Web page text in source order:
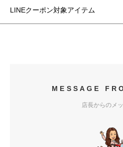
LINEクーポン対象アイテム
MESSAGE
店長からのメ